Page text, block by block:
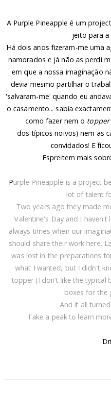
A Purple Pineapple é um
jeito para a
Há dois anos fizeram-me uma
namorados e já não as perdi
em que a nossa imaginação
devia mesmo partilhar o
'salvaram-me' quando eu
o casamento... sabia
como fazer nem o topper
dos típicos noivos) nem as
convidados! E
Espreitem mais
Purple Pineapple is a project
lot of talent
Two years ago they made
Valentine's Day and I haven't
always times when our
should share their work here.
was lost in the preparations
what I wanted, but I didn't
topper (I don't like the typical
boxes for the
And it all
Take a peak to learn